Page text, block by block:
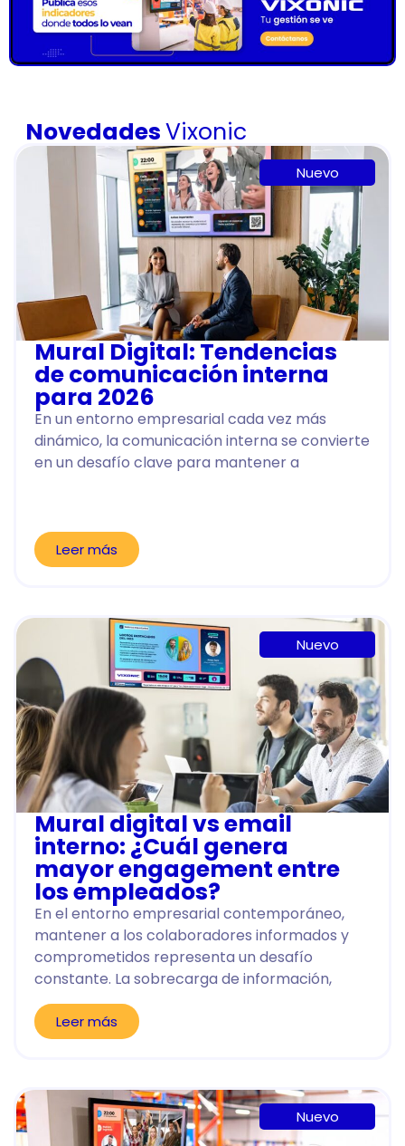
NovedadesVixonic
Nuevo
Mural Digital: Tendencias
de comunicación interna
para 2026
En un entorno empresarial cada vez más
dinámico, la comunicación interna se convierte
en un desafío clave para mantener a
Leer más
Nuevo
Mural digital vs email
interno: ¿Cuál genera
mayor engagement entre
los empleados?
En el entorno empresarial contemporáneo,
mantener a los colaboradores informados y
comprometidos representa un desafío
constante. La sobrecarga de información,
Leer más
Nuevo